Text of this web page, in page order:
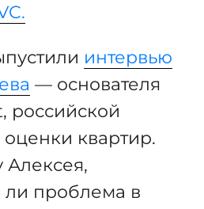
интервью
— основателя
российской
квартир.
ли проблема в